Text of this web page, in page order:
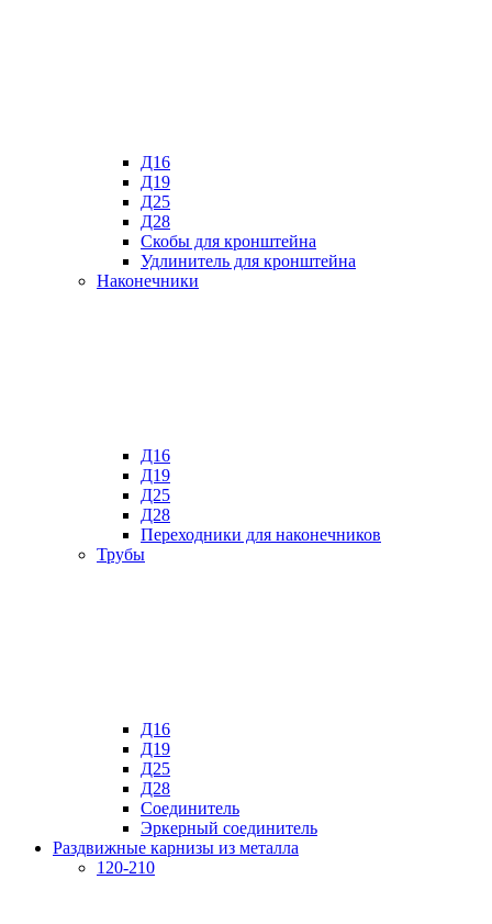
Д16
Д19
Д25
Д28
Скобы для кронштейна
Удлинитель для кронштейна
Наконечники
Д16
Д19
Д25
Д28
Переходники для наконечников
Трубы
Д16
Д19
Д25
Д28
Соединитель
Эркерный соединитель
Раздвижные карнизы из металла
120-210